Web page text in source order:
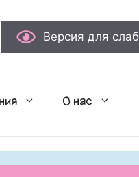
Версия для
О нас
у стоматолога